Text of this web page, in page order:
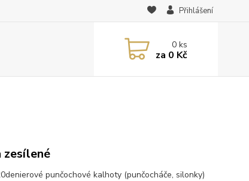
Přihlášení
0ks
za 0 Kč
zesílené
punčochové kalhoty (punčocháče, silonky)